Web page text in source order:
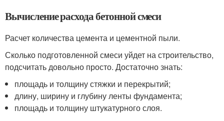
Вычисление расхода бетонной смеси
Расчет количества цемента и цементной пыли.
Сколько подготовленной смеси уйдет на строительство,
подсчитать довольно просто. Достаточно знать:
площадь и толщину стяжки и перекрытий;
длину, ширину и глубину ленты фундамента;
площадь и толщину штукатурного слоя.